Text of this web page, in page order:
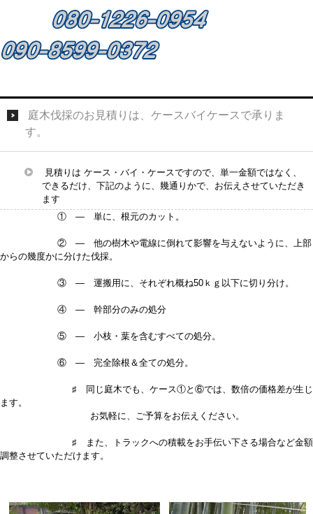
庭木伐採のお見積りは、ケースバイケースで承りま
す。
見積りは ケース・バイ・ケースですので、単一金額ではなく、
できるだけ、下記のように、幾通りかで、お伝えさせていただき
ます
① — 単に、根元のカット。
② — 他の樹木や電線に倒れて影響を与えないように、上部
からの幾度かに分けた伐採。
③ — 運搬用に、それぞれ概ね50ｋｇ以下に切り分け。
④ — 幹部分のみの処分
⑤ — 小枝・葉を含むすべての処分。
⑥ — 完全除根＆全ての処分。
♯ 同じ庭木でも、ケース①と⑥では、数倍の価格差が生じ
ます。
お気軽に、ご予算をお伝えください。
♯ また、トラックへの積載をお手伝い下さる場合など金額
調整させていただけます。